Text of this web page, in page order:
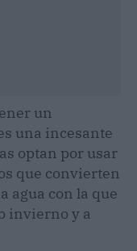
un
una incesante
optan por usar
que convierten
agua con la que
invierno y a